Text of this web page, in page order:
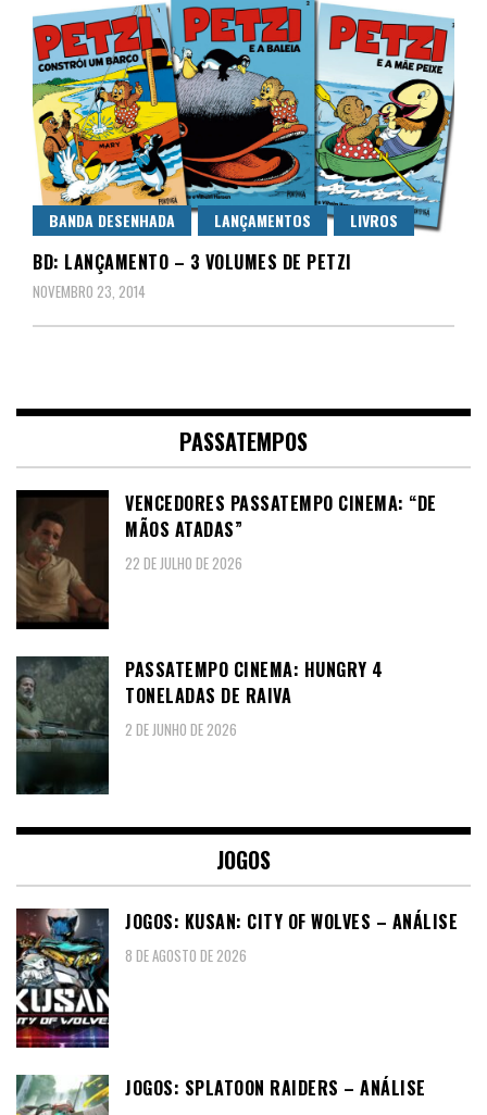
BANDA DESENHADA LANÇAMENTOS LIVROS
BD: LANÇAMENTO – 3 VOLUMES DE PETZI
NOVEMBRO 23, 2014
PASSATEMPOS
VENCEDORES PASSATEMPO CINEMA: “DE
MÃOS ATADAS”
22 DE JULHO DE 2026
PASSATEMPO CINEMA: HUNGRY 4
TONELADAS DE RAIVA
2 DE JUNHO DE 2026
JOGOS
JOGOS: KUSAN: CITY OF WOLVES – ANÁLISE
8 DE AGOSTO DE 2026
JOGOS: SPLATOON RAIDERS – ANÁLISE